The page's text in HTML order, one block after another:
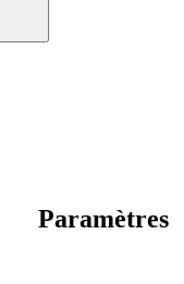
Paramètres